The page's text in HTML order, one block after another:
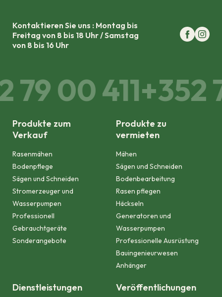
Kontaktieren Sie uns : Montag bis
Freitag von 8 bis 18 Uhr / Samstag
von 8 bis 16 Uhr
79 00 411+352
Produkte zum
Verkauf
Rasenmähen
Bodenpflege
Sägen und Schneiden
Stromerzeuger und
Wasserpumpen
Professionell
Gebrauchtgeräte
Sonderangebote
Produkte zu
vermieten
Mähen
Sägen und Schneiden
Bodenbearbeitung
Rasen pflegen
Häckseln
Generatoren und
Wasserpumpen
Professionelle Ausrüstung
Bauingenieurwesen
Anhänger
Dienstleistungen Veröffentlichungen